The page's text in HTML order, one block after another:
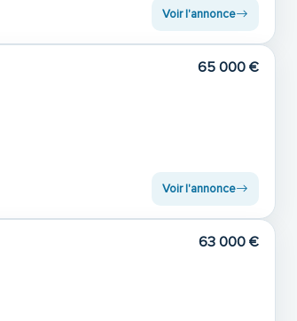
Voir l'annonce
65 000 €
Voir l'annonce
63 000 €